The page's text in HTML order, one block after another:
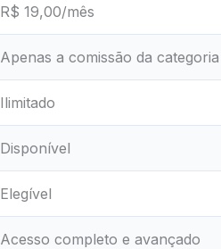
R$ 19,00/mês
Apenas a comissão da categoria
Ilimitado
Disponível
Elegível
Acesso completo e avançado